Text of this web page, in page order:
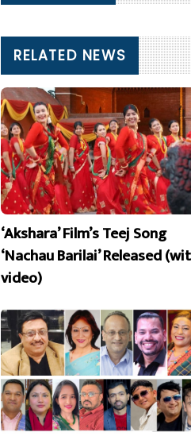
RELATED NEWS
‘Akshara’ Film’s Teej Song
‘Nachau Barilai’ Released
video)